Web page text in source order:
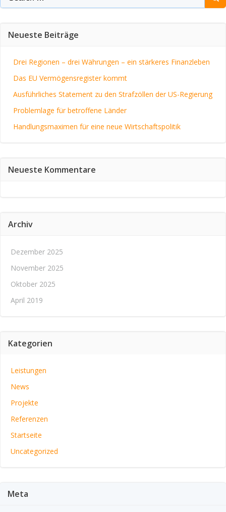
for:
Neueste Beiträge
Drei Regionen – drei Währungen – ein stärkeres Finanzleben
Das EU Vermögensregister kommt
Ausführliches Statement zu den Strafzöllen der US-Regierung
Problemlage für betroffene Länder
Handlungsmaximen für eine neue Wirtschaftspolitik
Neueste Kommentare
Archiv
Dezember 2025
November 2025
Oktober 2025
April 2019
Kategorien
Leistungen
News
Projekte
Referenzen
Startseite
Uncategorized
Meta